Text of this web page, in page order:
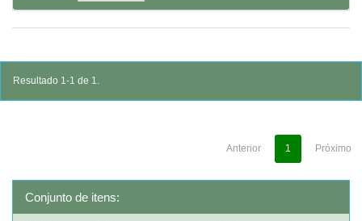
Resultado 1-1 de 1.
Anterior 1 Próximo
Conjunto de itens: